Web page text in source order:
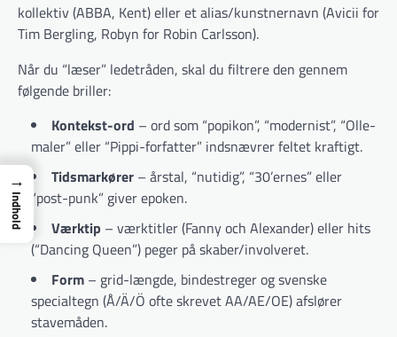
kollektiv (ABBA, Kent) eller et alias/kunstnernavn (Avicii for
Tim Bergling, Robyn for Robin Carlsson).
Når du “læser” ledetråden, skal du filtrere den gennem
følgende briller:
Kontekst-ord – ord som “popikon”, “modernist”, “Olle-
maler” eller “Pippi-forfatter” indsnævrer feltet kraftigt.
Tidsmarkører – årstal, “nutidig”, “30’ernes” eller
“post-punk” giver epoken.
Værktip – værktitler (Fanny och Alexander) eller hits
(“Dancing Queen”) peger på skaber/involveret.
Form – grid­-længde, bindestreger og svenske
specialtegn (Å/Ä/Ö ofte skrevet AA/AE/OE) afslører
stavemåden.
→
Indhold